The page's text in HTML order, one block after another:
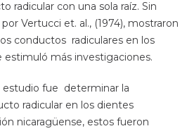
radicular con una sola raíz. Sin
Vertucci et. al., (1974), mostraron
conductos radiculares en los
más investigaciones.
estudio fue determinar la
radicular en los dientes
nicaragüense, estos fueron